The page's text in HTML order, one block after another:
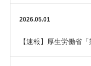
2026.05.01
【速報】厚生労働省